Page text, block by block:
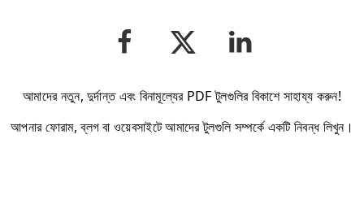
আমাদের নতুন, দুর্দান্ত এবং বিনামূল্যের PDF টুলগুলির বিকাশে সাহায্য করুন!
আপনার ফোরাম, ব্লগ বা ওয়েবসাইটে আমাদের টুলগুলি সম্পর্কে একটি নিবন্ধ লিখুন।